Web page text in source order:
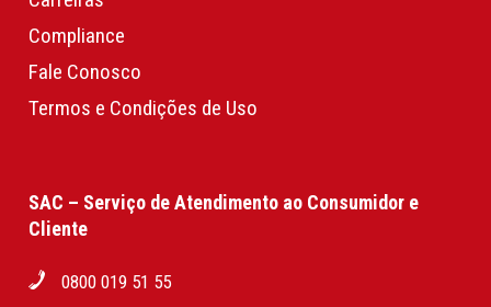
Compliance
Fale Conosco
Termos e Condições de Uso
SAC – Serviço de Atendimento ao Consumidor e
Cliente
0800 019 51 55